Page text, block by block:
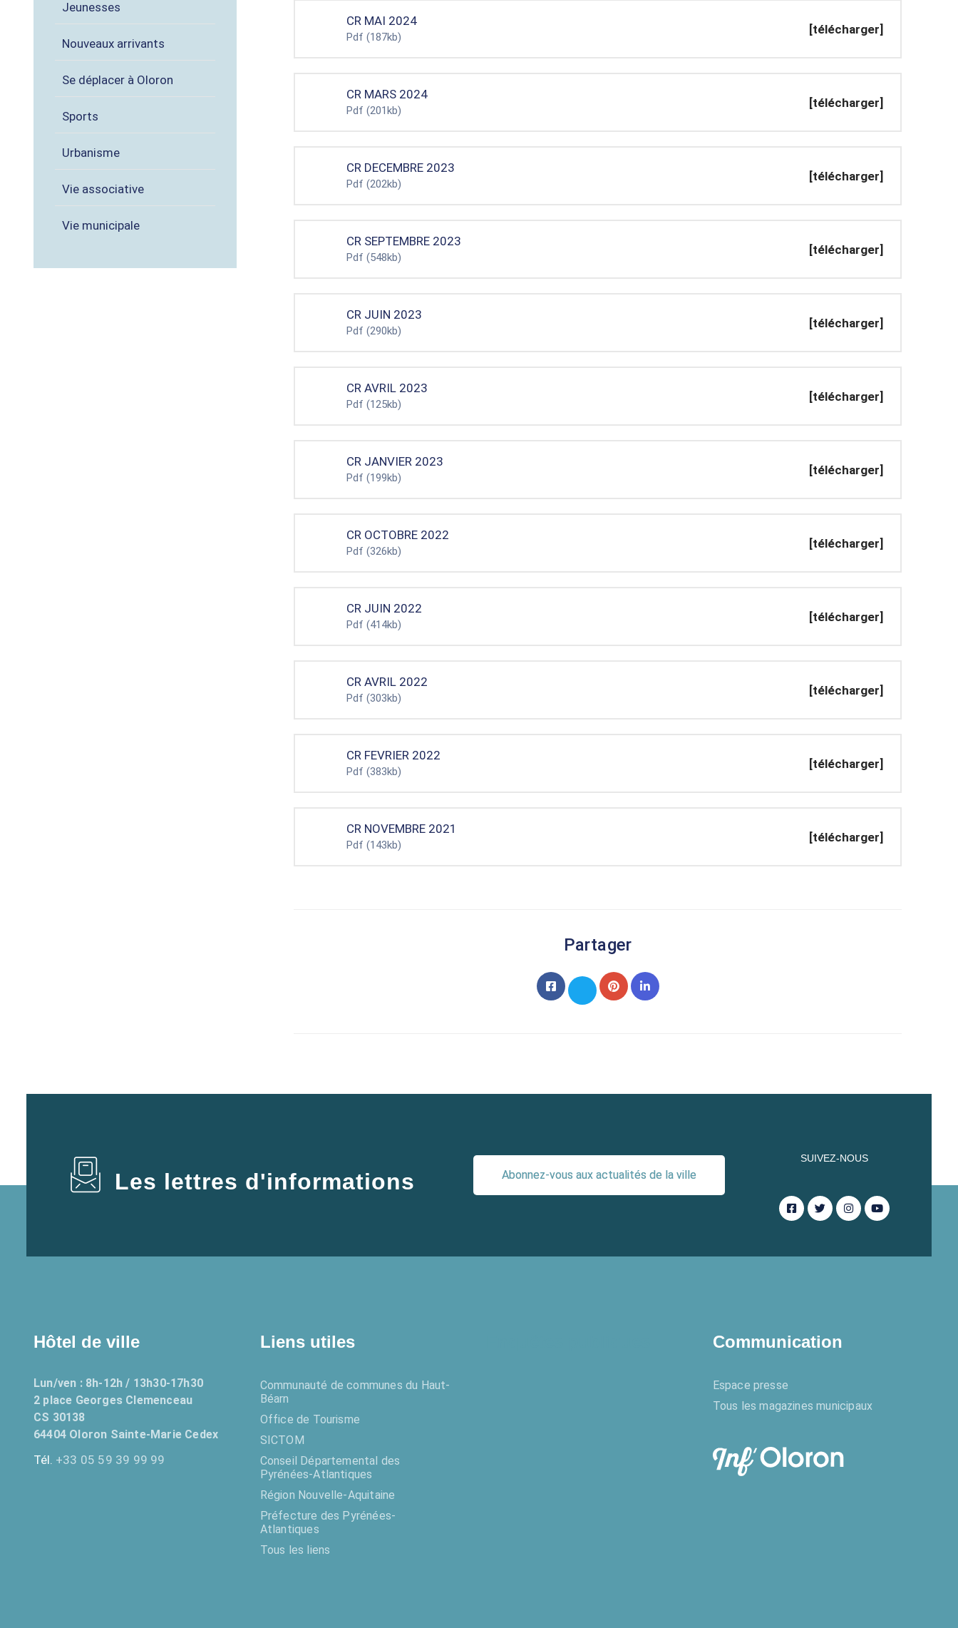
Jeunesses
Nouveaux arrivants
Se déplacer à Oloron
Sports
Urbanisme
Vie associative
Vie municipale
CR MAI 2024
Pdf (187kb)
[télécharger]
CR MARS 2024
Pdf (201kb)
[télécharger]
CR DECEMBRE 2023
Pdf (202kb)
[télécharger]
CR SEPTEMBRE 2023
Pdf (548kb)
[télécharger]
CR JUIN 2023
Pdf (290kb)
[télécharger]
CR AVRIL 2023
Pdf (125kb)
[télécharger]
CR JANVIER 2023
Pdf (199kb)
[télécharger]
CR OCTOBRE 2022
Pdf (326kb)
[télécharger]
CR JUIN 2022
Pdf (414kb)
[télécharger]
CR AVRIL 2022
Pdf (303kb)
[télécharger]
CR FEVRIER 2022
Pdf (383kb)
[télécharger]
CR NOVEMBRE 2021
Pdf (143kb)
[télécharger]
Partager
Les lettres d'informations Abonnez-vous aux actualités de la ville
SUIVEZ-NOUS
Hôtel de ville
Lun/ven : 8h-12h / 13h30-17h30
2 place Georges Clemenceau
CS 30138
64404 Oloron Sainte-Marie Cedex
Tél. +33 05 59 39 99 99
Liens utiles
Communauté de communes du Haut-
Béarn
Office de Tourisme
SICTOM
Conseil Départemental des
Pyrénées-Atlantiques
Région Nouvelle-Aquitaine
Préfecture des Pyrénées-
Atlantiques
Tous les liens
Communication
Espace presse
Tous les magazines municipaux